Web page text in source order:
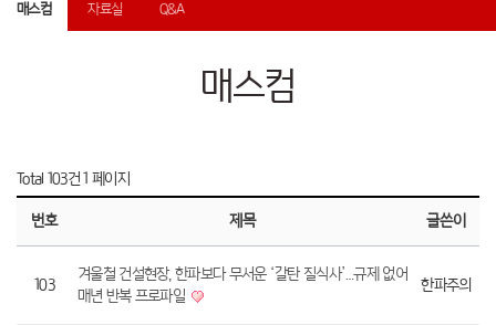
매스컴 자료실 Q&A
매스컴
Total 103건1 페이지
번호 제목 글쓴이
103
겨울철 건설현장, 한파보다 무서운 ‘갈탄 질식사’…규제 없어
매년 반복 프로파일
한파주의